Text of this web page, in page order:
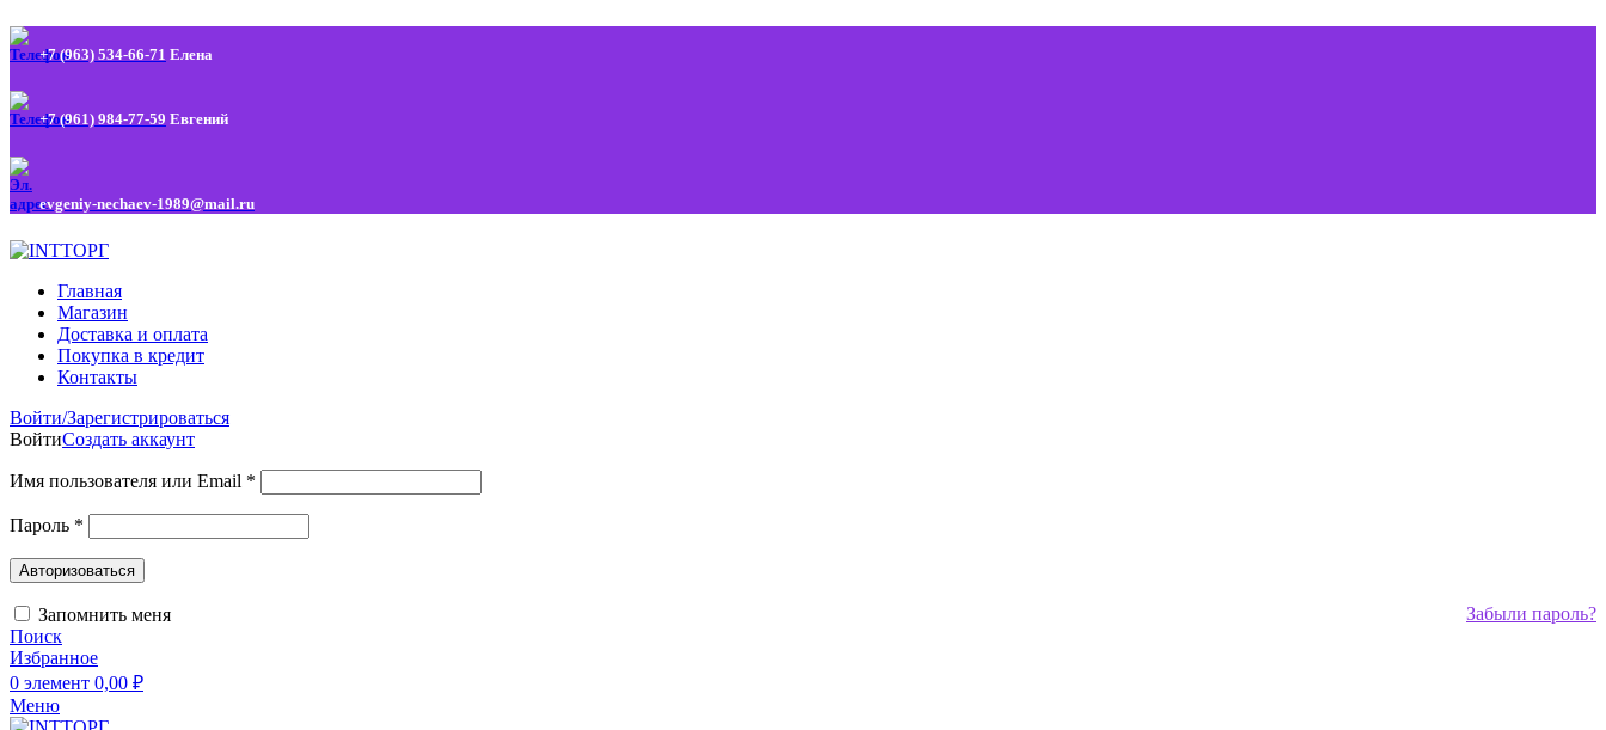
+7 (963) 534-66-71 Елена
+7 (961) 984-77-59 Евгений
evgeniy-nechaev-1989@mail.ru
Главная
Магазин
Доставка и оплата
Покупка в кредит
Контакты
Войти/Зарегистрироваться
ВойтиСоздать аккаунт
Имя пользователя или Email *
Пароль *
Авторизоваться
Забыли пароль?
Запомнить меня
Поиск
Избранное
0 элемент 0,00 ₽
Меню